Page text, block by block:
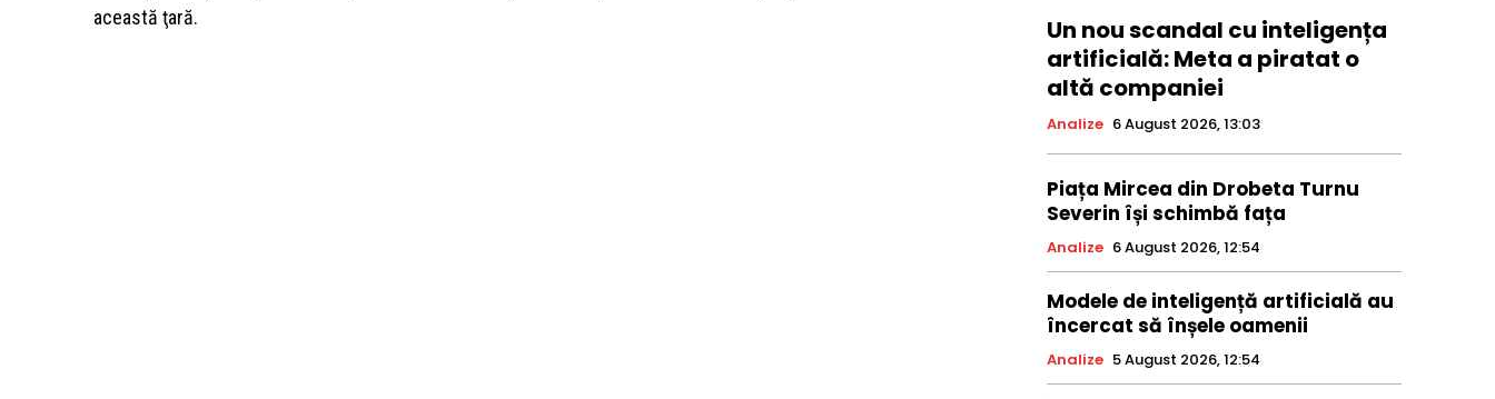
această ţară.
Un nou scandal cu inteligența
artificială: Meta a piratat o
altă companiei
Analize 6 August 2026, 13:03
Piața Mircea din Drobeta Turnu
Severin își schimbă fața
Analize 6 August 2026, 12:54
Modele de inteligență artificială au
încercat să înșele oamenii
Analize 5 August 2026, 12:54